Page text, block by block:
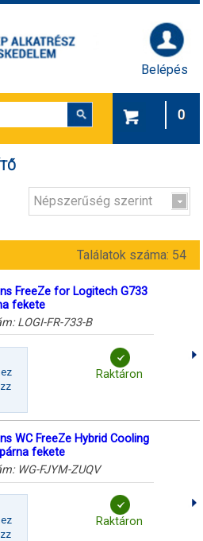
Belépés
0
Népszerűség szerint
Találatok száma: 54
FreeZe for Logitech G733
fekete
LOGI-FR-733-B
Raktáron
WC FreeZe Hybrid Cooling
fekete
WG-FJYM-ZUQV
Raktáron